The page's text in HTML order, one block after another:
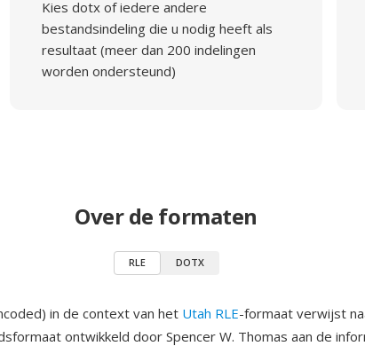
Kies dotx of iedere andere
bestandsindeling die u nodig heeft als
resultaat (meer dan 200 indelingen
worden ondersteund)
Over de formaten
RLE DOTX
in de context van het Utah RLE-formaat verwijst
ontwikkeld door Spencer W. Thomas aan de